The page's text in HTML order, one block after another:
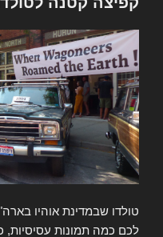
על
גרנד
ואגוניר
שנת
86
טולדו שבמדינת אוהיו
לכם כמה תמונות עסיסיות,